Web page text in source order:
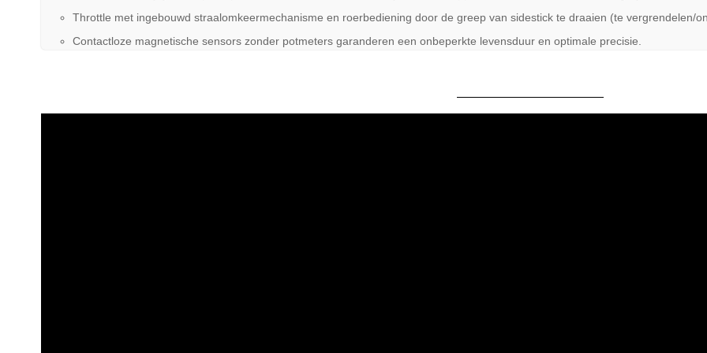
Throttle met ingebouwd straalomkeermechanisme en roerbediening door de greep van sidestick te draaien (te vergrendelen/
Contactloze magnetische sensors zonder potmeters garanderen een onbeperkte levensduur en optimale precisie.